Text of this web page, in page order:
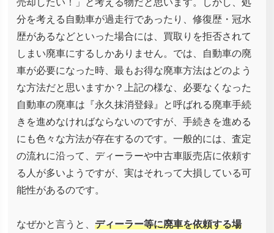
分を考える自動車が過走行であったり、修復歴・冠水
歴があるなどといった場合には、買取りを拒否されて
しまい廃車にするしかありません。では、自動車の廃
車が必要になった時、最もお得な廃車方法はどのよう
な方法だと思いますか？上記の様な、必要なくなった
自動車の廃車は『永久抹消登録』と呼ばれる廃車手続
きを進めなければならないのですが、手続きを進める
にも色々な方法が存在するのです。一般的には、査定
の流れに沿って、ディーラーや中古車販売店に依頼す
る人が多いようですが、実はそれって大損している可
能性があるのです。
なぜかと言うと、 ディーラー等に廃車を依頼する場